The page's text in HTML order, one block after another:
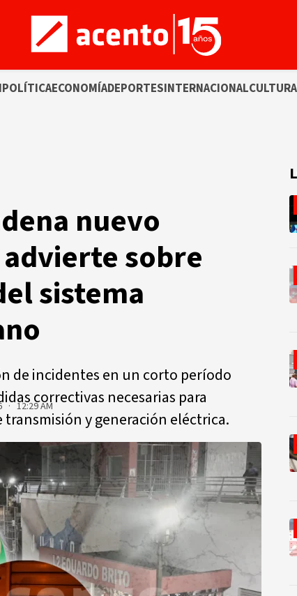
POLÍTICAECONOMÍADEPORTESINTERNACIONALCULTURA
nuevo
sobre
sistema
de incidentes en un corto período
correctivas necesarias para
y generación eléctrica.
· 12:29 AM